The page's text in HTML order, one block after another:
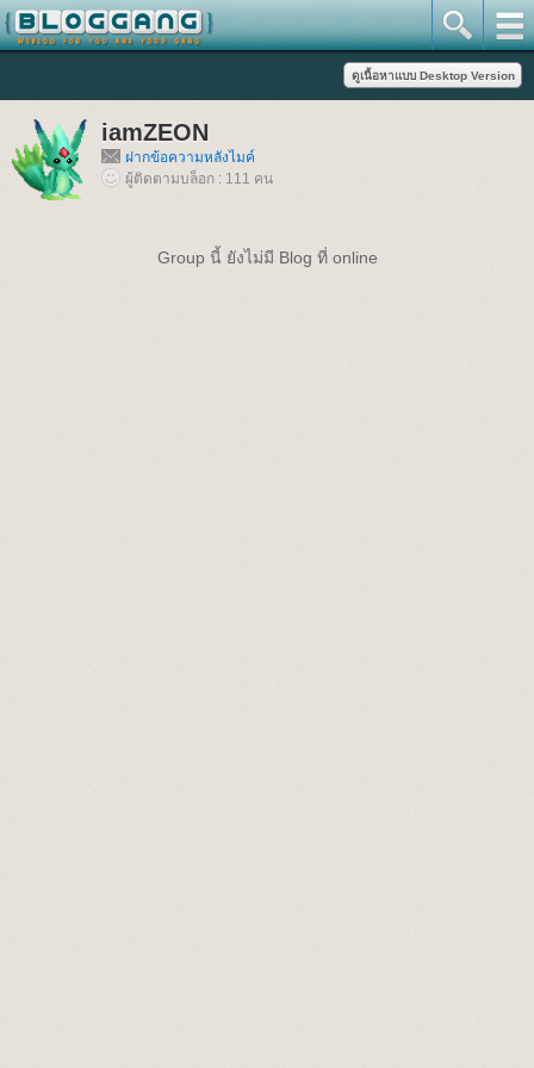
iamZEON
ฝากข้อความหลังไมค์
ผู้ติดตามบล็อก : 111 คน
Group นี้ ยังไม่มี Blog ที่ online